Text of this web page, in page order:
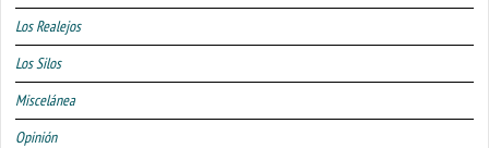
Los Realejos
Los Silos
Miscelánea
Opinión